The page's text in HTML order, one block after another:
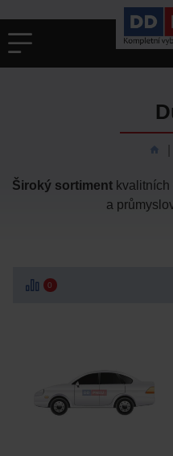
Široký sortiment
a
0